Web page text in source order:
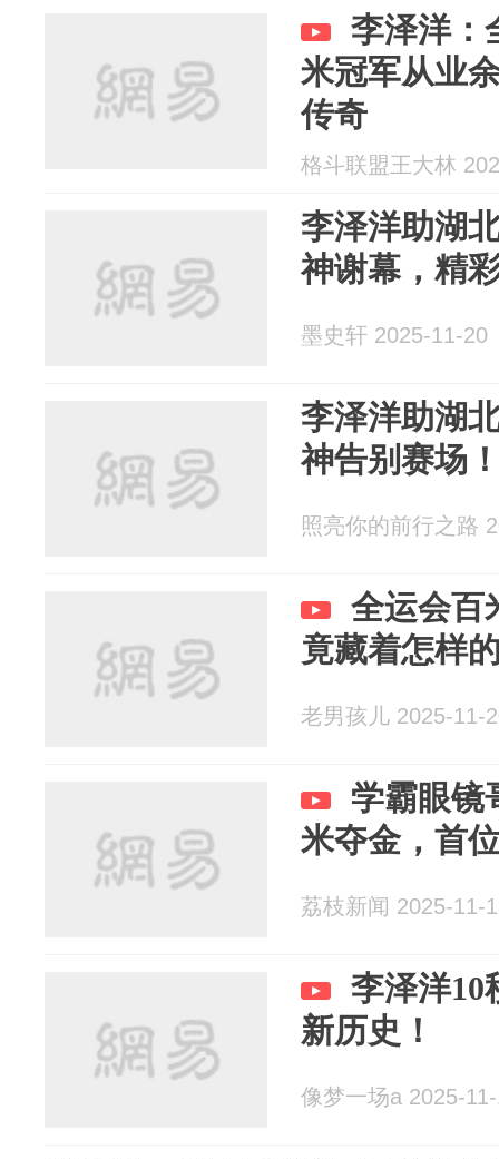
李泽洋：
米冠军从业
传奇
格斗联盟王大林
李泽洋助湖
神谢幕，精
墨史轩 2025-11-20
李泽洋助湖
神告别赛场
照亮你的前行之路
全运会百
竟藏着怎样
老男孩儿 2025-11-
学霸眼镜
米夺金，首
荔枝新闻 2025-11-
李泽洋10
新历史！
像梦一场a 2025-